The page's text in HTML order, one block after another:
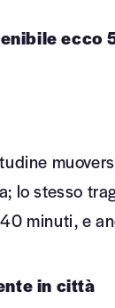
lo stesso
minuti, e
in città